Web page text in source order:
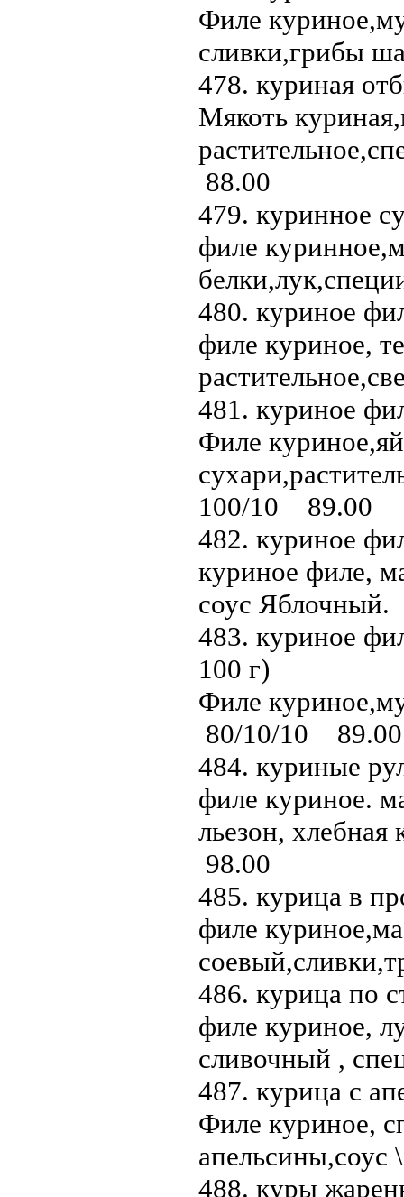
Филе
сливки,грибы
478. куриная
Мякоть
88.00
479. куринное
филе
480. куриное
филе куриное,
481. куриное
Филе
100/10 89.00
482. куриное
куриное филе,
соус
483. куриное
100 г)
Филе
80/10/10 89.00
484. куриные
филе куриное.
льезон,
98.00
485. курица в
филе
486. курица по
филе куриное,
сливочный ,
487. курица с
Филе куриное,
488. куры